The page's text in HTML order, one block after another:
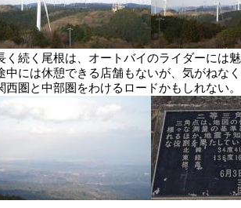
く続く尾根は、オートバイのライダーには
中には休憩できる店舗もないが、気がねな
西圏と中部圏をわけるロードかもしれない。